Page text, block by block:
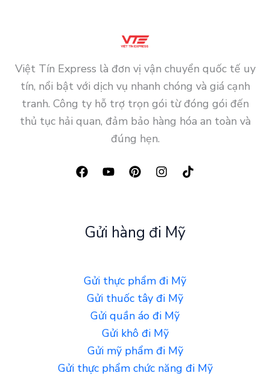
Việt Tín Express là đơn vị vận chuyển quốc tế uy
tín, nổi bật với dịch vụ nhanh chóng và giá cạnh
tranh. Công ty hỗ trợ trọn gói từ đóng gói đến
thủ tục hải quan, đảm bảo hàng hóa an toàn và
đúng hẹn.
Gửi hàng đi Mỹ
Gửi thực phẩm đi Mỹ
Gửi thuốc tây đi Mỹ
Gửi quần áo đi Mỹ
Gửi khô đi Mỹ
Gửi mỹ phẩm đi Mỹ
Gửi thực phẩm chức năng đi Mỹ